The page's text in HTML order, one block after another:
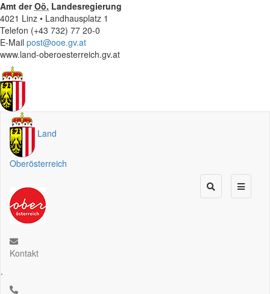
Amt derOö. Landesregierung
4021 Linz • Landhausplatz 1
Telefon (+43 732) 77 20-0
E-Mail post@ooe.gv.at
www.land-oberoesterreich.gv.at
Land
Oberösterreich
Kontakt
.